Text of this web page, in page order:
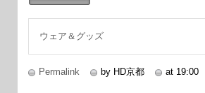
ウェア＆グッズ
Permalink by HD京都 at 19:00